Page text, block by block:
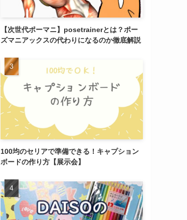
【次世代ポーマニ】posetrainerとは？ポー
ズマニアックスの代わりになるのか徹底解説
100均のセリアで準備できる！キャプション
ボードの作り方【展示会】